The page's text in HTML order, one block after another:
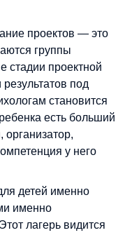
проектов — это
группы
стадии проектной
под
становится
есть больший
у него
детей именно
именно
лагерь видится